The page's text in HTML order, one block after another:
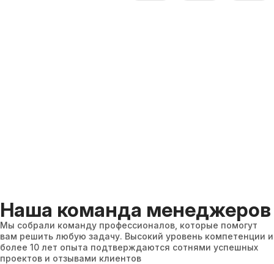
Наша команда менеджеров
Мы собрали команду профессионалов, которые помогут
вам решить любую задачу. Высокий уровень компетенции и
более 10 лет опыта подтверждаются сотнями успешных
проектов и отзывами клиентов